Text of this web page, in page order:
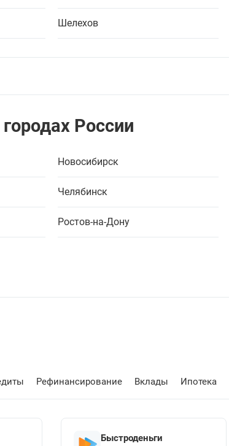
Шелехов
России
Новосибирск
Челябинск
Ростов-на-Дону
Рефинансирование Вклады Ипотека
Быстроденьги